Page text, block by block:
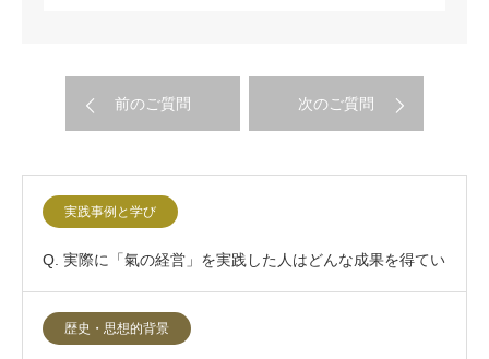
前のご質問 次のご質問
実践事例と学び
Q. 実際に「氣の経営」を実践した人はどんな成果を得てい
ますか？
歴史・思想的背景